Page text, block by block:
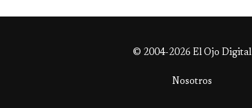
© 2004-2026 El Ojo Digital
Nosotros